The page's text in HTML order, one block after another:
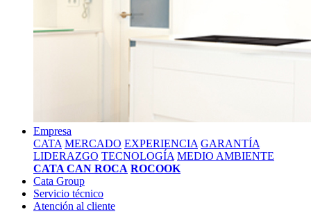
Empresa
CATA MERCADO EXPERIENCIA GARANTÍA
LIDERAZGO TECNOLOGÍA MEDIO AMBIENTE
CATA CAN ROCA ROCOOK
Cata Group
Servicio técnico
Atención al cliente